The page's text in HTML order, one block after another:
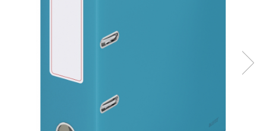
Dosare, folii protectie si mape
Accesorii diverse pentru birou
Arhivare si depozitare
Pixuri de plastic